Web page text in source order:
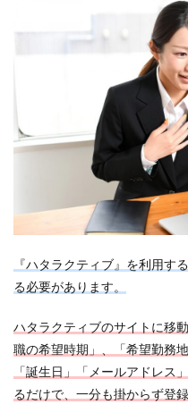
『ハタラクティブ』を利用す
る必要があります。
ハタラクティブのサイトに移
職の希望時期」、「希望勤務
「誕生日」「メールアドレス
るだけで、一分も掛からず登